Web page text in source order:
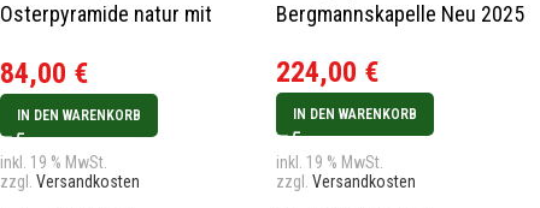
Osterpyramide natur mit
84,00 €
IN DEN WARENKORB
inkl. 19 % MwSt.
zzgl. Versandkosten
Bergmannskapelle Neu 2025
224,00 €
IN DEN WARENKORB
inkl. 19 % MwSt.
zzgl. Versandkosten